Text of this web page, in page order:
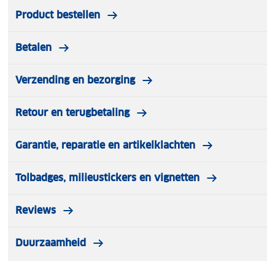
Product bestellen
Betalen
Verzending en bezorging
Retour en terugbetaling
Garantie, reparatie en artikelklachten
Tolbadges, milieustickers en vignetten
Reviews
Duurzaamheid